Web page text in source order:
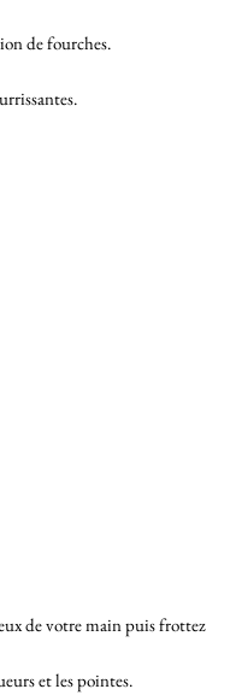
de fourches.
de votre main puis frottez
et les pointes.